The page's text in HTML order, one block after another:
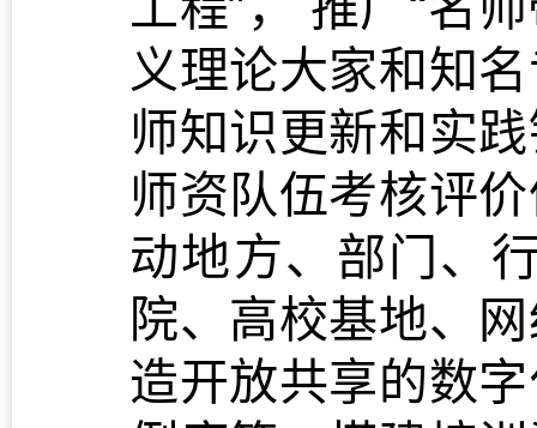
义理论大家和知
师知识更新和实
师资队伍考核评
动地方、部门、
院、高校基地、
造开放共享的数